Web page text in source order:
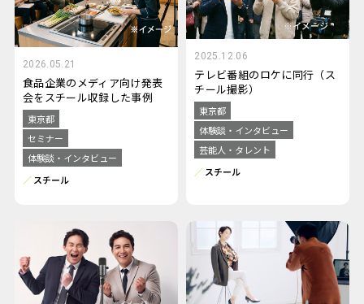
2026.05.21
食品企業のメディア向け発表
会をスチール収録した事例
東京都
セミナー
体験談・インタビュー
スチール
2025.12.06
テレビ番組のロケに同行（ス
チール撮影）
東京都
体験談・インタビュー
芸能人・タレント
スチール